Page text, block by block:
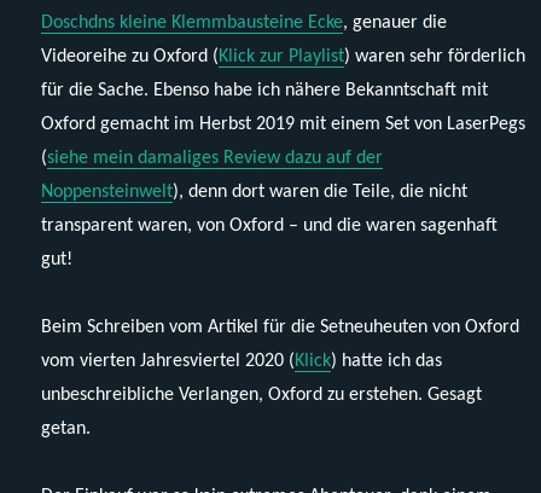
Doschdns kleine Klemmbausteine Ecke, genauer die
Videoreihe zu Oxford (Klick zur Playlist) waren sehr förderlich
für die Sache. Ebenso habe ich nähere Bekanntschaft mit
Oxford gemacht im Herbst 2019 mit einem Set von LaserPegs
(siehe mein damaliges Review dazu auf der
Noppensteinwelt), denn dort waren die Teile, die nicht
transparent waren, von Oxford – und die waren sagenhaft
gut!
Beim Schreiben vom Artikel für die Setneuheuten von Oxford
vom vierten Jahresviertel 2020 (Klick) hatte ich das
unbeschreibliche Verlangen, Oxford zu erstehen. Gesagt
getan.